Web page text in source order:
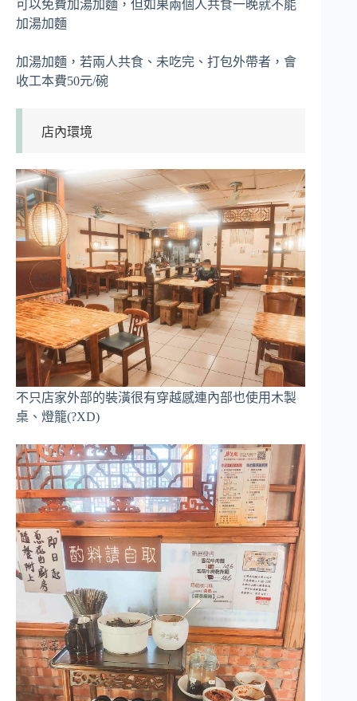
可以免費加湯加麵，但如果兩個人共食一晚就不能
加湯加麵
加湯加麵，若兩人共食、未吃完、打包外帶者，會
收工本費50元/碗
店內環境
不只店家外部的裝潢很有穿越感連內部也使用木製
桌、燈籠(?XD)